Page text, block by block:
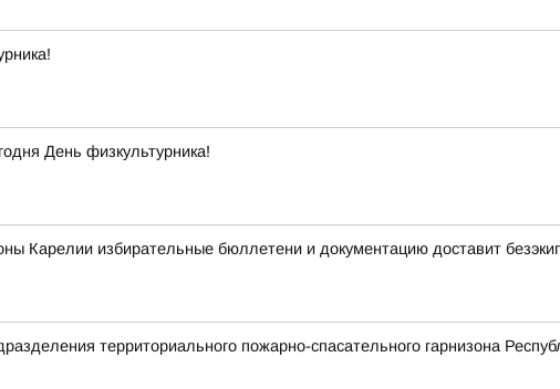
День физкультурника!
Карелии избирательные бюллетени и документацию доставит
территориального пожарно-спасательного гарнизона